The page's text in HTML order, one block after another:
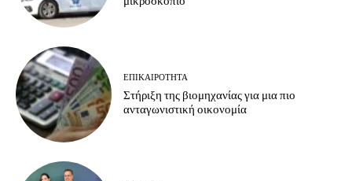
ΕΠΙΚΑΙΡΟΤΗΤΑ
Στήριξη της βιομηχανίας για μια πιο
ανταγωνιστική οικονομία